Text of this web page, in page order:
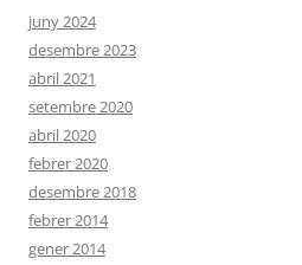
juny 2024
desembre 2023
abril 2021
setembre 2020
abril 2020
febrer 2020
desembre 2018
febrer 2014
gener 2014